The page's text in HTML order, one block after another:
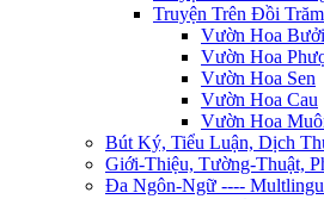
Truyện Trên Đồi
Vườn Hoa Bưởi
Vườn Hoa
Vườn Hoa Sen
Vườn Hoa Cau
Vườn Hoa
Bút Ký, Tiểu Luận, Dịch
Giới-Thiệu, Tường-Thuật,
Đa Ngôn-Ngữ ----